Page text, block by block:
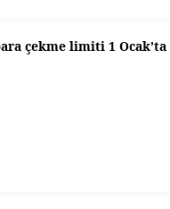
çekme limiti 1 Ocak’ta